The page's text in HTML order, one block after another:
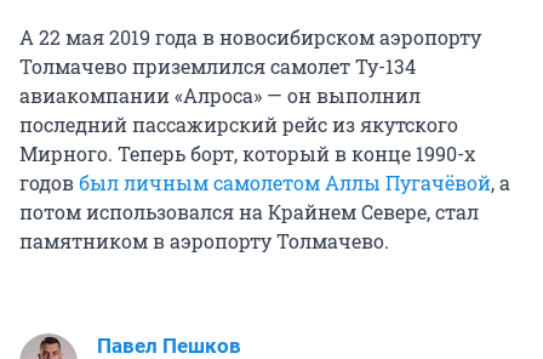
А 22 мая 2019 года в новосибирском аэропорту
Толмачево приземлился самолет Ту-134
авиакомпании «Алроса» — он выполнил
последний пассажирский рейс из якутского
Мирного. Теперь борт, который в конце 1990-х
годовбыл личным самолетом Аллы Пугачёвой, а
потом использовался на Крайнем Севере, стал
памятником в аэропорту Толмачево.
Павел Пешков